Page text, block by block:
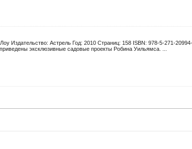
Издательство: Астрель Год: 2010 Страниц: 158 ISBN: 978-5-271-
эксклюзивные садовые проекты Робина Уильямса. ...